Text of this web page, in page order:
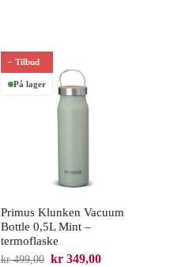
Tilbud
På lager
Primus Klunken Vacuum
Bottle 0,5L Mint –
termoflaske
kr499,00 kr 349,00